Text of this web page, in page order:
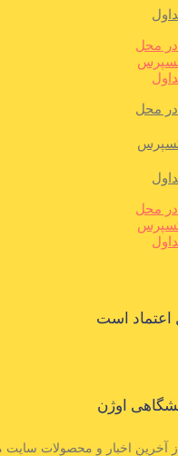
در محل
در محل
در محل
اعتماد است
اوژن
آخرین اخبار و محصولات سایت